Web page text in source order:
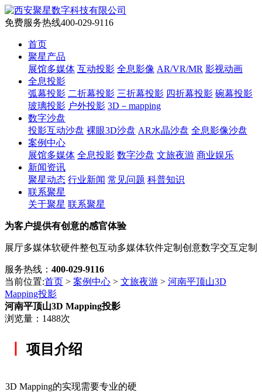
免费服务热线400-029-9116
首页
聚星产品
展馆多媒体 互动投影 全息影像 AR/VR/MR 影视动画
全息投影
弧幕投影 二折幕投影 三折幕投影 四折幕投影 碗幕投影
玻璃投影 户外投影 3D－mapping
数字沙盘
投影互动沙盘 裸眼3D沙盘 AR水晶沙盘 全息影像沙盘
案例中心
展馆多媒体 全息投影 数字沙盘 文旅夜游 商业娱乐
新闻资讯
聚星动态 行业新闻 常见问题 科普知识
联系聚星
关于聚星 联系聚星
为客户提供有创意的感官体验
展厅多媒体软硬件整包互动多媒体软件定制 创意数字交互定制
服务热线： 400-029-9116
当前位置:首页 > 案例中心 > 文旅夜游 > 河南平顶山3D
Mapping投影
河南平顶山3D Mapping投影
浏览量：1488次
项目介绍
3D Mapping的实现需要专业的硬